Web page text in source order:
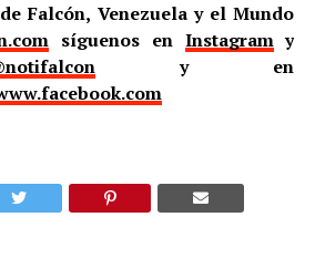
Falcón, Venezuela y el Mundo
síguenos en Instagramy
y en